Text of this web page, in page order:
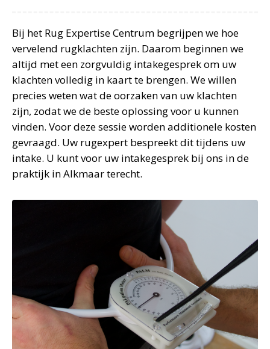
Bij het Rug Expertise Centrum begrijpen we hoe
vervelend rugklachten zijn. Daarom beginnen we
altijd met een zorgvuldig intakegesprek om uw
klachten volledig in kaart te brengen. We willen
precies weten wat de oorzaken van uw klachten
zijn, zodat we de beste oplossing voor u kunnen
vinden. Voor deze sessie worden additionele kosten
gevraagd. Uw rugexpert bespreekt dit tijdens uw
intake. U kunt voor uw intakegesprek bij ons in de
praktijk in Alkmaar terecht.